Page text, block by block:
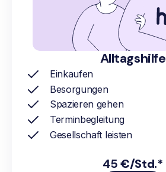
Alltagshilfe
Einkaufen
Besorgungen
Spazieren gehen
Terminbegleitung
Gesellschaft leisten
45€/Std.*